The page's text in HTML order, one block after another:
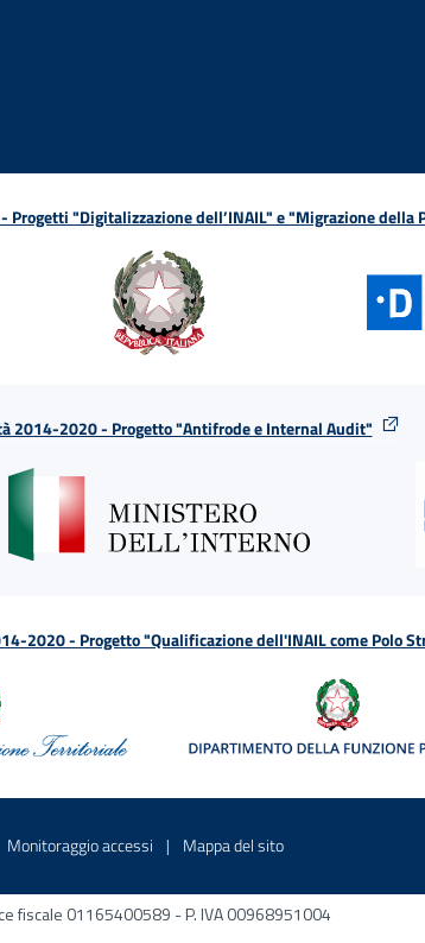
"Digitalizzazione dell’INAIL" e "Migrazione della
2014-2020 - Progetto "Antifrode e Internal Audit"
2020 - Progetto "Qualificazione dell'INAIL come Polo
interno - Apre in una nuova finestra
Monitoraggio accessi Sito interno - Apre in una nuova
Mappa del sitoSito interno - Apre
fiscale 01165400589 - P. IVA 00968951004